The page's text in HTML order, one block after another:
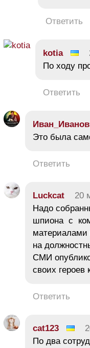
Ответить
kotia
По ходу
Ответить
Это была
Ответить
Luckcat 20
Надо
шпиона с
материалами
на
СМИ
своих героев
Ответить
cat123
По два